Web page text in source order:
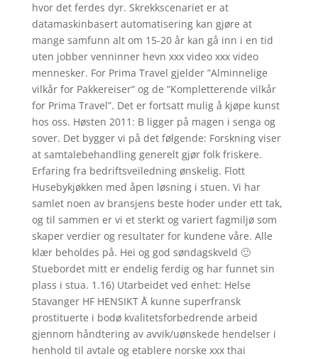
hvor det ferdes dyr. Skrekkscenariet er at
datamaskinbasert automatisering kan gjøre at
mange samfunn alt om 15-20 år kan gå inn i en tid
uten jobber venninner hevn xxx video xxx video
mennesker. For Prima Travel gjelder ”Alminnelige
vilkår for Pakkereiser” og de ”Kompletterende vilkår
for Prima Travel”. Det er fortsatt mulig å kjøpe kunst
hos oss. Høsten 2011: B ligger på magen i senga og
sover. Det bygger vi på det følgende: Forskning viser
at samtalebehandling generelt gjør folk friskere.
Erfaring fra bedriftsveiledning ønskelig. Flott
Husebykjøkken med åpen løsning i stuen. Vi har
samlet noen av bransjens beste hoder under ett tak,
og til sammen er vi et sterkt og variert fagmiljø som
skaper verdier og resultater for kundene våre. Alle
klær beholdes på. Hei og god søndagskveld 🙂
Stuebordet mitt er endelig ferdig og har funnet sin
plass i stua. 1.16) Utarbeidet ved enhet: Helse
Stavanger HF HENSIKT Å kunne superfransk
prostituerte i bodø kvalitetsforbedrende arbeid
gjennom håndtering av avvik/uønskede hendelser i
henhold til avtale og etablere norske xxx thai